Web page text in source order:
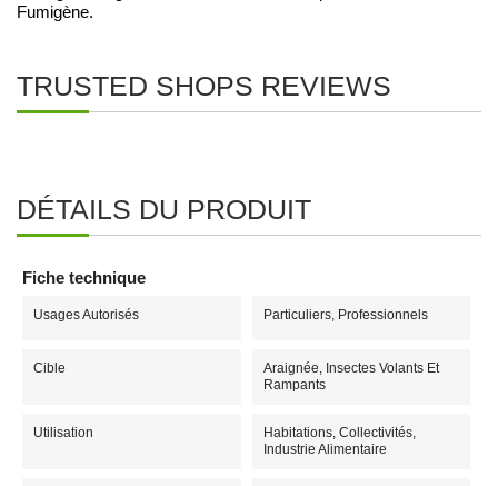
Fumigène.
TRUSTED SHOPS REVIEWS
DÉTAILS DU PRODUIT
Fiche technique
Usages Autorisés Particuliers, Professionnels
Cible
Araignée, Insectes Volants Et
Rampants
Utilisation
Habitations, Collectivités,
Industrie Alimentaire